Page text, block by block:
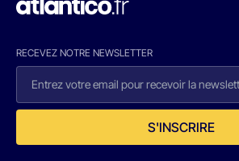
RECEVEZ NOTRE NEWSLETTER
S'INSCRIRE